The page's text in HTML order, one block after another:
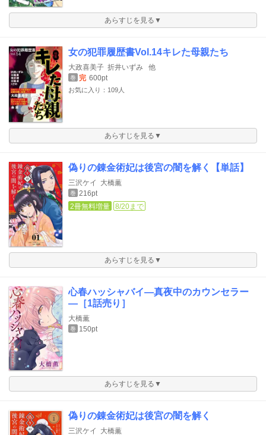
あらすじを見る▼
女の犯罪履歴書Vol.14キレた母親たち
大政喜美子 折井いずみ 他
巻 完 600pt
お気に入り：109人
あらすじを見る▼
偽りの錬金術妃は後宮の闇を解く【単話】
三沢ケイ 大橋薫
巻 216pt
2冊無料増量
8/20まで
あらすじを見る▼
心春ハッシャバイ―真夜中のカウンセラー
―［1話売り］
大橋薫
巻 150pt
あらすじを見る▼
偽りの錬金術妃は後宮の闇を解く
三沢ケイ 大橋薫